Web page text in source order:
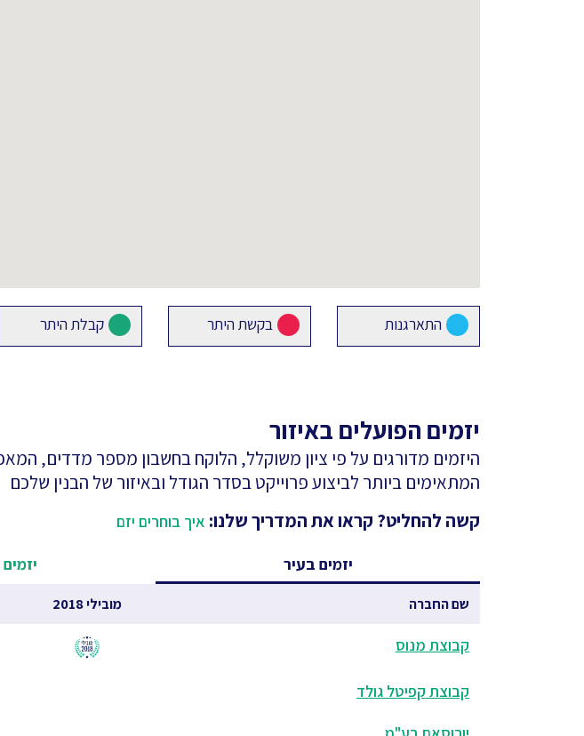
התארגנות בקשת היתר קבלת היתר
יזמים הפועלים באיזור
היזמים מדורגים על פי ציון משוקלל, הלוקח בחשבון מספר מדדים,
המתאימים ביותר לביצוע פרוייקט בסדר הגודל ובאיזור של הבנין שלכם
קשה להחליט? קראו את המדריך שלנו: איך בוחרים יזם
יזמים בעיר
שם החברה מובילי 2018
קבוצת מנוס
קבוצת קפיטל גולד